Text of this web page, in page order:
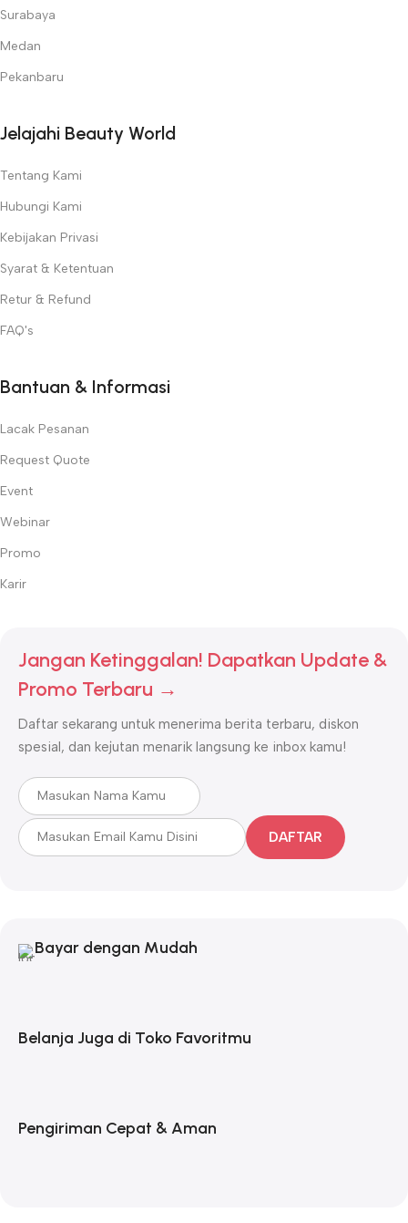
Surabaya
Medan
Pekanbaru
Jelajahi Beauty World
Tentang Kami
Hubungi Kami
Kebijakan Privasi
Syarat & Ketentuan
Retur & Refund
FAQ's
Bantuan & Informasi
Lacak Pesanan
Request Quote
Event
Webinar
Promo
Karir
Jangan Ketinggalan! Dapatkan Update &
Promo Terbaru →
Daftar sekarang untuk menerima berita terbaru, diskon
spesial, dan kejutan menarik langsung ke inbox kamu!
DAFTAR
Bayar dengan Mudah
Belanja Juga di Toko Favoritmu
Pengiriman Cepat & Aman